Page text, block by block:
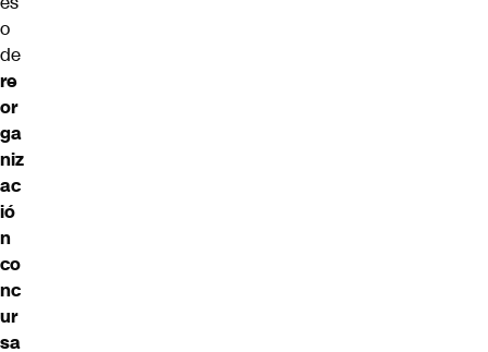
o
de
re
or
ga
niz
ac
ió
n
co
nc
ur
sa